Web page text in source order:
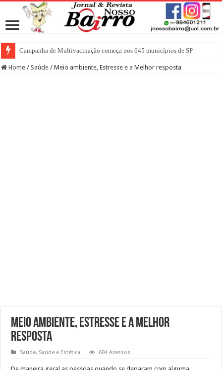
Campanha de Multivacinação começa nos 645 municípios de SP
Home / Saúde / Meio ambiente, Estresse e a Melhor resposta
Meio ambiente, Estresse e a Melhor
resposta
Saúde, Saúde e Estética 604 Acessos